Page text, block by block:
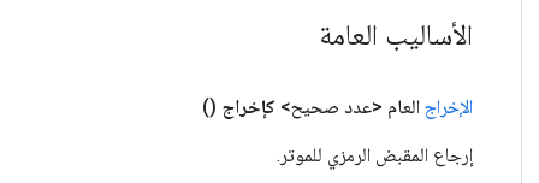
الأساليب العامة
الإخراج العام <عدد صحيح> كإخراج ()
إرجاع المقبض الرمزي للموتر.